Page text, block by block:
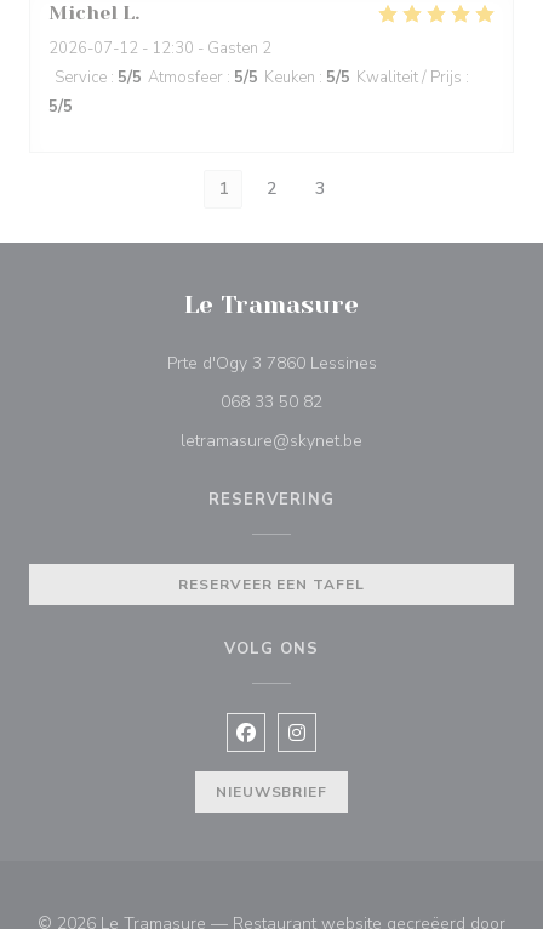
Michel L
2026-07-12 - 12:30 - Gasten 2
Service : 5/5 Atmosfeer : 5/5 Keuken : 5/5 Kwaliteit / Prijs :
5/5
1 2 3
Le Tramasure
Prte d'Ogy 3 7860 Lessines((opent in een nieuw
068 33 50 82
letramasure@skynet.be
RESERVERING
RESERVEER EEN TAFEL
VOLG ONS
Facebook ((opent in een nieuw
Instagram ((opent in een
NIEUWSBRIEF
© 2026 Le Tramasure — Restaurant website gecreëerd door